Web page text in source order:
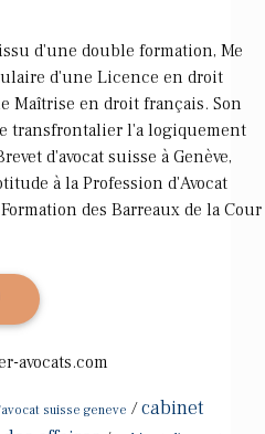
d'une double formation, Me
d'une Licence en droit
Maîtrise en droit français. Son
transfrontalier l'a logiquement
d'avocat suisse à Genève,
à la Profession d'Avocat
des Barreaux de la Cour
avocats.com
suisse geneve /cabinet